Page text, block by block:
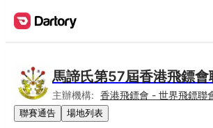
馬諦氏第57屆香港飛鏢會
主辦機構: 香港飛鏢會 - 世界飛鏢聯
聯賽通告 場地列表